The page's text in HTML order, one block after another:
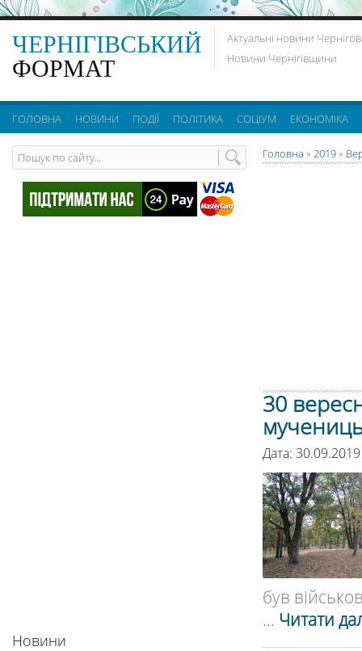
ЧЕРНІГІВСЬКИЙ
ФОРМАТ
Актуальні новини
Новини Чернігівщини
ГОЛОВНА НОВИНИ ПОДІЇ ПОЛІТИКА СОЦІУМ ЕКОНОМІКА
Головна » 2019»
30
мучениць
Дата:
був
... Читати
Новини